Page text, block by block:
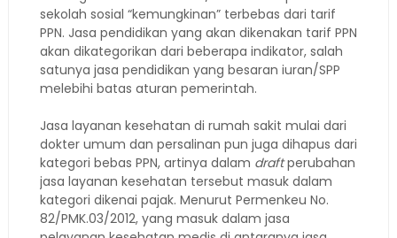
sekolah sosial “kemungkinan” terbebas dari tarif
PPN. Jasa pendidikan yang akan dikenakan tarif PPN
akan dikategorikan dari beberapa indikator, salah
satunya jasa pendidikan yang besaran iuran/SPP
melebihi batas aturan pemerintah.
Jasa layanan kesehatan di rumah sakit mulai dari
dokter umum dan persalinan pun juga dihapus dari
kategori bebas PPN, artinya dalam draftperubahan
jasa layanan kesehatan tersebut masuk dalam
kategori dikenai pajak. Menurut Permenkeu No.
82/PMK.03/2012, yang masuk dalam jasa